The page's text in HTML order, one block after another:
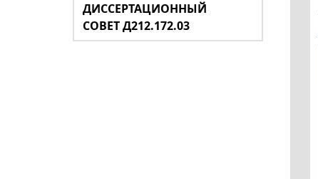
ДИССЕРТАЦИОННЫЙ
СОВЕТ Д212.172.03